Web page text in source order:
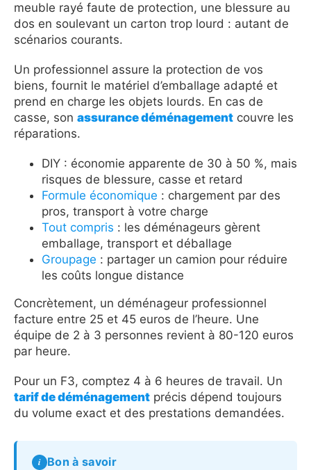
meuble rayé faute de protection, une blessure au
dos en soulevant un carton trop lourd : autant de
scénarios courants.
Un professionnel assure la protection de vos
biens, fournit le matériel d’emballage adapté et
prend en charge les objets lourds. En cas de
casse, son assurance déménagement couvre les
réparations.
DIY : économie apparente de 30 à 50 %, mais
risques de blessure, casse et retard
Formule économique : chargement par des
pros, transport à votre charge
Tout compris : les déménageurs gèrent
emballage, transport et déballage
Groupage : partager un camion pour réduire
les coûts longue distance
Concrètement, un déménageur professionnel
facture entre 25 et 45 euros de l’heure. Une
équipe de 2 à 3 personnes revient à 80-120 euros
par heure.
Pour un F3, comptez 4 à 6 heures de travail. Un
tarif de déménagement précis dépend toujours
du volume exact et des prestations demandées.
Bon à savoir